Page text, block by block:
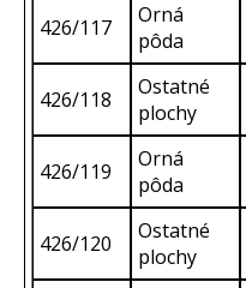
426/117
Orná
pôda
426/118
Ostatné
plochy
426/119
Orná
pôda
426/120
Ostatné
plochy